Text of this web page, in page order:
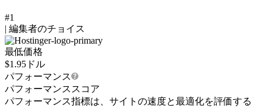
#1
| 編集者のチョイス
最低価格
$1.95 ドル
パフォーマンス
パフォーマンススコア
パフォーマンス指標は、サイトの速度と最適化を評価する